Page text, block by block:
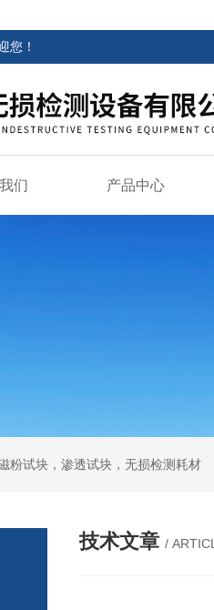
您！
们 产品中心
粉试块，渗透试块，无损检测耗材
技术文章 /